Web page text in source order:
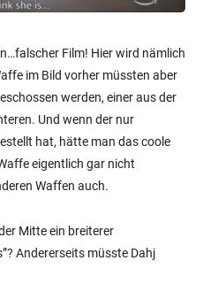
Film! Hier wird nämlich
im Bild vorher müssten aber
werden, einer aus der
Und wenn der nur
hat, hätte man das coole
eigentlich gar nicht
Waffen auch.
Mitte ein breiterer
Andererseits müsste Dahj